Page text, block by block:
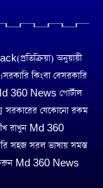
অনুয়ায়ী
কিংবা বেসরকারি
360 News পোর্টাল
সরকারের যেকোনো রকম
রাখুন Md 360
সহজ সরল ভাষায় সমস্ত
করুন Md 360 News